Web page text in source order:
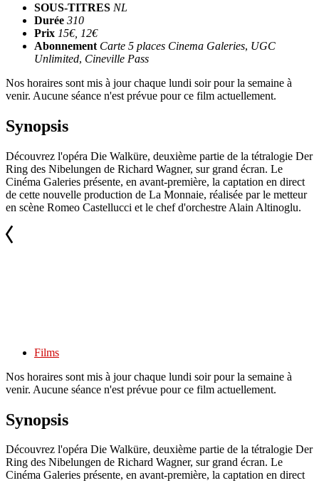
SOUS-TITRES NL
Durée 310
Prix 15€, 12€
Abonnement Carte 5 places Cinema Galeries, UGC
Unlimited, Cineville Pass
Nos horaires sont mis à jour chaque lundi soir pour la semaine à
venir. Aucune séance n'est prévue pour ce film actuellement.
Synopsis
Découvrez l'opéra Die Walküre, deuxième partie de la tétralogie Der
Ring des Nibelungen de Richard Wagner, sur grand écran. Le
Cinéma Galeries présente, en avant-première, la captation en direct
de cette nouvelle production de La Monnaie, réalisée par le metteur
en scène Romeo Castellucci et le chef d'orchestre Alain Altinoglu.
Films
Nos horaires sont mis à jour chaque lundi soir pour la semaine à
venir. Aucune séance n'est prévue pour ce film actuellement.
Synopsis
Découvrez l'opéra Die Walküre, deuxième partie de la tétralogie Der
Ring des Nibelungen de Richard Wagner, sur grand écran. Le
Cinéma Galeries présente, en avant-première, la captation en direct